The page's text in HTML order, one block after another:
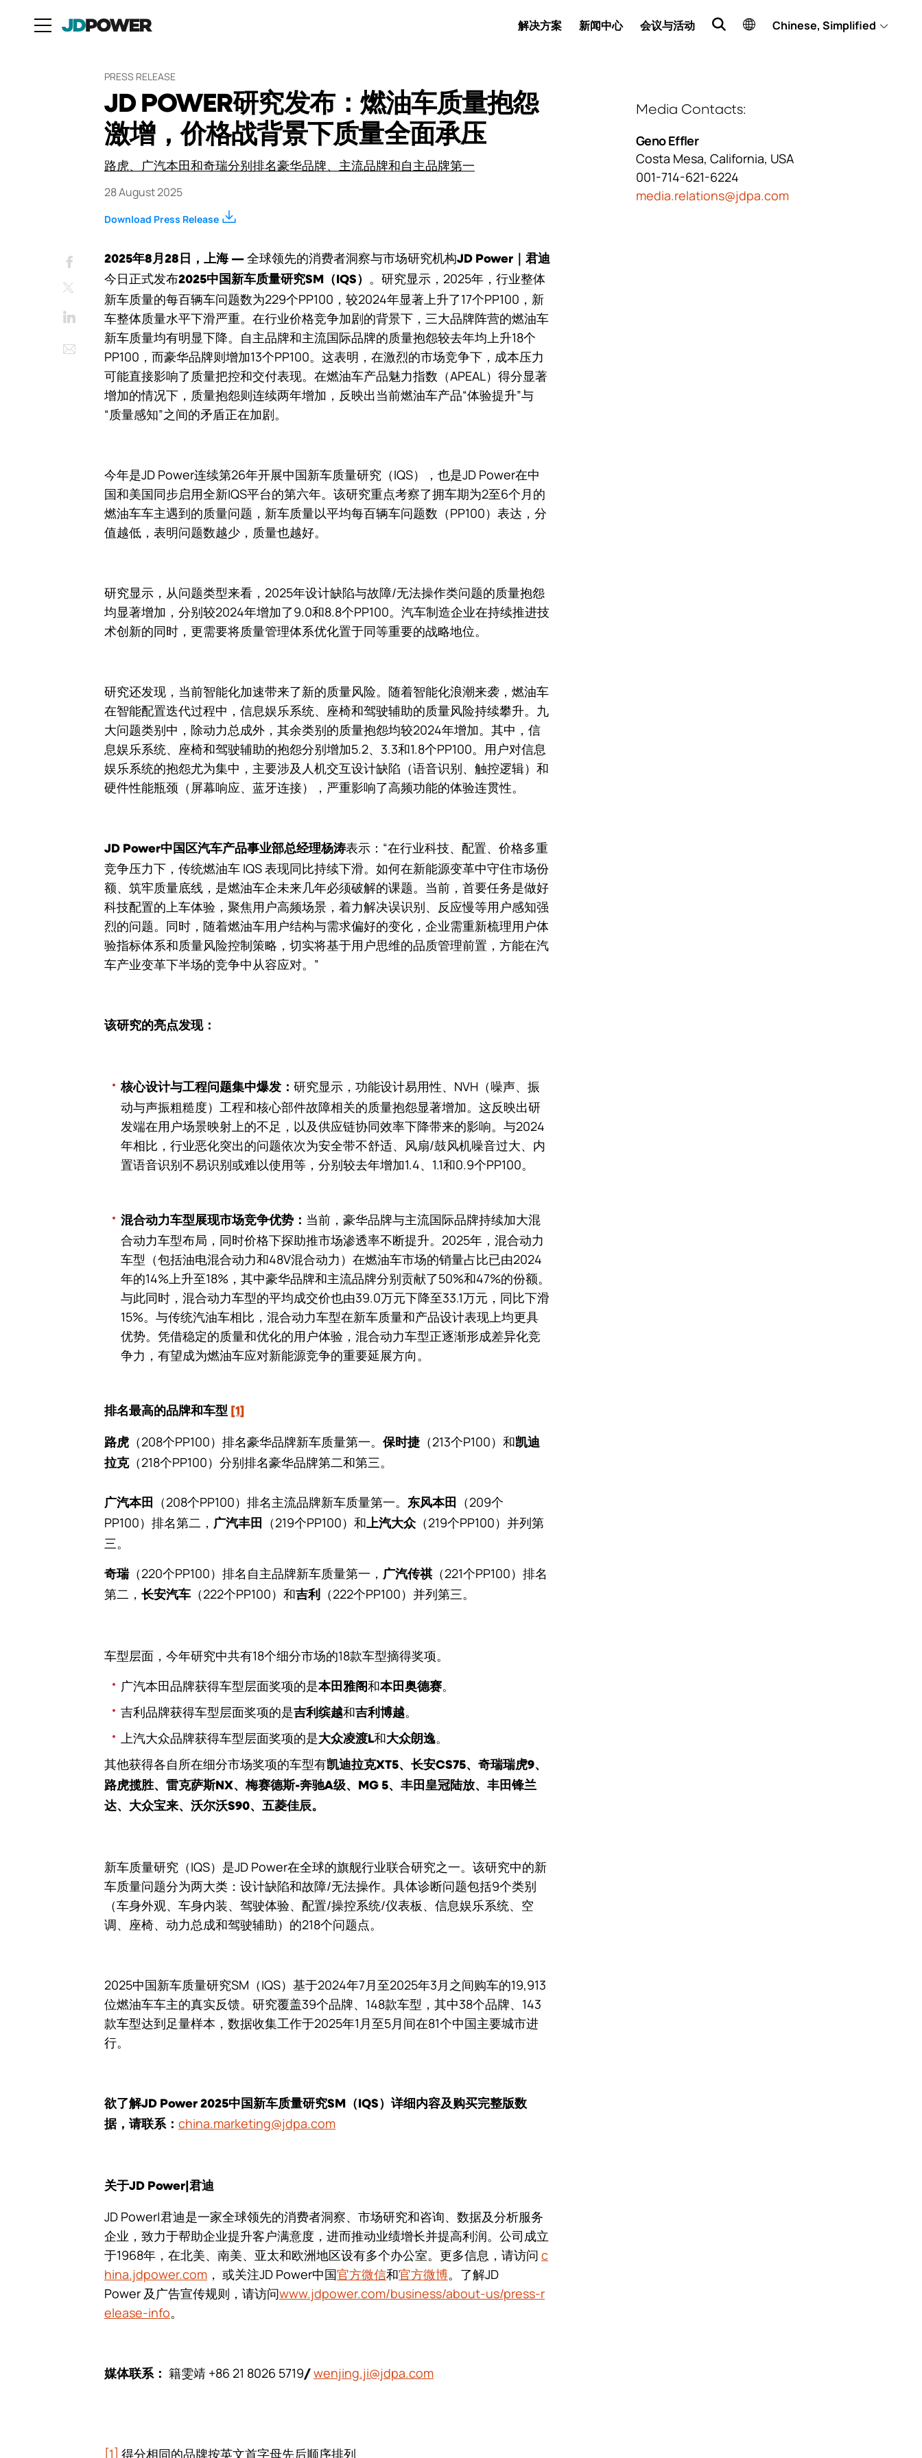
UTILITY
解决方案 新闻中心 会议与活动 Chinese, Simplified
PRESS RELEASE
JD POWER研究发布：燃油车质量抱怨
激增，价格战背景下质量全面承压
路虎、广汽本田和奇瑞分别排名豪华品牌、主流品牌和自主品牌第一
28 August 2025
Download Press Release
Facebook
Twitter
LinkedIn
Email
2025年8月28日，上海 — 全球领先的消费者洞察与市场研究机构JD Power｜君迪
今日正式发布2025中国新车质量研究SM（IQS） 。研究显示，2025年，行业整体
新车质量的每百辆车问题数为229个PP100，较2024年显著上升了17个PP100，新
车整体质量水平下滑严重。在行业价格竞争加剧的背景下，三大品牌阵营的燃油车
新车质量均有明显下降。自主品牌和主流国际品牌的质量抱怨较去年均上升18个
PP100，而豪华品牌则增加13个PP100。这表明，在激烈的市场竞争下，成本压力
可能直接影响了质量把控和交付表现。在燃油车产品魅力指数（APEAL）得分显著
增加的情况下，质量抱怨则连续两年增加，反映出当前燃油车产品“体验提升”与
“质量感知”之间的矛盾正在加剧。
今年是JD Power连续第26年开展中国新车质量研究（IQS），也是JD Power在中
国和美国同步启用全新IQS平台的第六年。该研究重点考察了拥车期为2至6个月的
燃油车车主遇到的质量问题，新车质量以平均每百辆车问题数（PP100）表达，分
值越低，表明问题数越少，质量也越好。
研究显示，从问题类型来看，2025年设计缺陷与故障/无法操作类问题的质量抱怨
均显著增加，分别较2024年增加了9.0和8.8个PP100。汽车制造企业在持续推进技
术创新的同时，更需要将质量管理体系优化置于同等重要的战略地位。
研究还发现，当前智能化加速带来了新的质量风险。随着智能化浪潮来袭，燃油车
在智能配置迭代过程中，信息娱乐系统、座椅和驾驶辅助的质量风险持续攀升。九
大问题类别中，除动力总成外，其余类别的质量抱怨均较2024年增加。其中，信
息娱乐系统、座椅和驾驶辅助的抱怨分别增加5.2、3.3和1.8个PP100。用户对信息
娱乐系统的抱怨尤为集中，主要涉及人机交互设计缺陷（语音识别、触控逻辑）和
硬件性能瓶颈（屏幕响应、蓝牙连接），严重影响了高频功能的体验连贯性。
JD Power中国区汽车产品事业部总经理杨涛表示：“在行业科技、配置、价格多重
竞争压力下，传统燃油车 IQS 表现同比持续下滑。如何在新能源变革中守住市场份
额、筑牢质量底线，是燃油车企未来几年必须破解的课题。当前，首要任务是做好
科技配置的上车体验，聚焦用户高频场景，着力解决误识别、反应慢等用户感知强
烈的问题。同时，随着燃油车用户结构与需求偏好的变化，企业需重新梳理用户体
验指标体系和质量风险控制策略，切实将基于用户思维的品质管理前置，方能在汽
车产业变革下半场的竞争中从容应对。”
该研究的亮点发现：
核心设计与工程问题集中爆发： 研究显示，功能设计易用性、NVH（噪声、振
动与声振粗糙度）工程和核心部件故障相关的质量抱怨显著增加。这反映出研
发端在用户场景映射上的不足，以及供应链协同效率下降带来的影响。与2024
年相比，行业恶化突出的问题依次为安全带不舒适、风扇/鼓风机噪音过大、内
置语音识别不易识别或难以使用等，分别较去年增加1.4、1.1和0.9个PP100。
混合动力车型展现市场竞争优势： 当前，豪华品牌与主流国际品牌持续加大混
合动力车型布局，同时价格下探助推市场渗透率不断提升。2025年，混合动力
车型（包括油电混合动力和48V混合动力）在燃油车市场的销量占比已由2024
年的14%上升至18%，其中豪华品牌和主流品牌分别贡献了50%和47%的份额。
与此同时，混合动力车型的平均成交价也由39.0万元下降至33.1万元，同比下滑
15%。与传统汽油车相比，混合动力车型在新车质量和产品设计表现上均更具
优势。凭借稳定的质量和优化的用户体验，混合动力车型正逐渐形成差异化竞
争力，有望成为燃油车应对新能源竞争的重要延展方向。
排名最高的品牌和车型 [1]
路虎 （208个PP100）排名豪华品牌新车质量第一。 保时捷 （213个P100）和凯迪
拉克（218个PP100）分别排名豪华品牌第二和第三。
广汽本田 （208个PP100）排名主流品牌新车质量第一。 东风本田
（209个
PP100）排名第二， 广汽丰田 （219个PP100）和上汽大众（219个PP100）并列第
三。
奇瑞（220个PP100）排名自主品牌新车质量第一， 广汽传祺（221个PP100）排名
第二， 长安汽车 （222个PP100）和吉利 （222个PP100）并列第三。
车型层面，今年研究中共有18个细分市场的18款车型摘得奖项。
广汽本田品牌获得车型层面奖项的是本田雅阁和本田奥德赛。
吉利品牌获得车型层面奖项的是吉利缤越和吉利博越。
上汽大众品牌获得车型层面奖项的是大众凌渡L和大众朗逸。
其他获得各自所在细分市场奖项的车型有凯迪拉克XT5、长安CS75、奇瑞瑞虎9、
路虎揽胜、雷克萨斯NX、梅赛德斯-奔驰A级、MG 5、丰田皇冠陆放、丰田锋兰
达、大众宝来、沃尔沃S90、五菱佳辰。
新车质量研究（IQS）是JD Power在全球的旗舰行业联合研究之一。该研究中的新
车质量问题分为两大类：设计缺陷和故障/无法操作。具体诊断问题包括9个类别
（车身外观、车身内装、驾驶体验、配置/操控系统/仪表板、信息娱乐系统、空
调、座椅、动力总成和驾驶辅助）的218个问题点。
2025中国新车质量研究SM（IQS）基于2024年7月至2025年3月之间购车的19,913
位燃油车车主的真实反馈。研究覆盖39个品牌、148款车型，其中38个品牌、143
款车型达到足量样本，数据收集工作于2025年1月至5月间在81个中国主要城市进
行。
欲了解JD Power 2025中国新车质量研究SM（IQS）详细内容及购买完整版数
据，请联系： china.marketing@jdpa.com
关于JD Power|君迪
JD Power|君迪是一家全球领先的消费者洞察、市场研究和咨询、数据及分析服务
企业，致力于帮助企业提升客户满意度，进而推动业绩增长并提高利润。公司成立
于1968年，在北美、南美、亚太和欧洲地区设有多个办公室。更多信息，请访问 c
hina.jdpower.com ， 或关注JD Power中国官方微信和官方微博。了解JD
Power 及广告宣传规则，请访问www.jdpower.com/business/about-us/press-r
elease-info。
媒体联系： 籍雯靖 +86 21 8026 5719/ wenjing.ji@jdpa.com
[1] 得分相同的品牌按英文首字母先后顺序排列
Media Contacts
Geno Effler
Costa Mesa, California, USA
001-714-621-6224
media.relations@jdpa.com